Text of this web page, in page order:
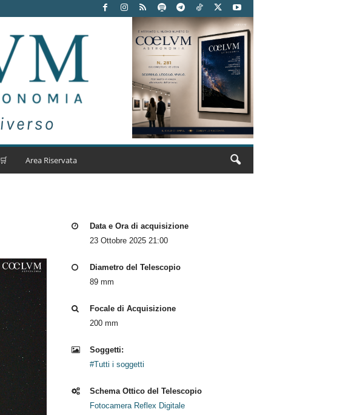
🛒 Area Riservata
Data e Ora di acquisizione
23 Ottobre 2025 21:00
Diametro del Telescopio
89 mm
Focale di Acquisizione
200 mm
Soggetti:
#Tutti i soggetti
Schema Ottico del Telescopio
Fotocamera Reflex Digitale